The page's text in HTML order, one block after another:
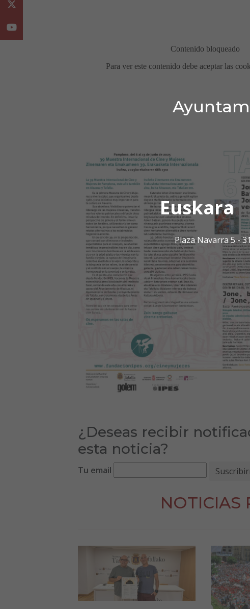
Euskara
Plaza Navarra 5 -
¿Deseas recibir
esta noticia?
Tu email
NOTICIAS
Youtube